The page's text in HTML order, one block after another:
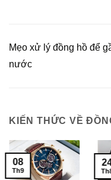
Mẹo xử lý đồng hồ để
nước
KIẾN THỨC VỀ
08
Th9